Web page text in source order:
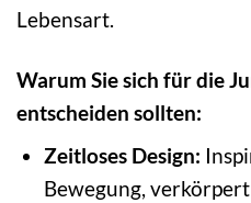
Lebensart.
Warum Sie sich für die
entscheiden sollten:
Zeitloses Design:
Bewegung,